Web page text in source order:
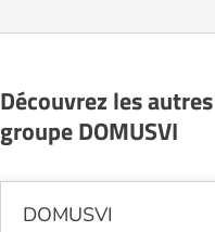
les coûts et les
Découvrez les
groupe DOMUSVI
DOMUSVI